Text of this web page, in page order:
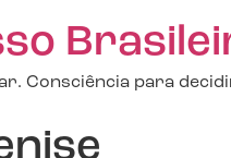
Consciência para